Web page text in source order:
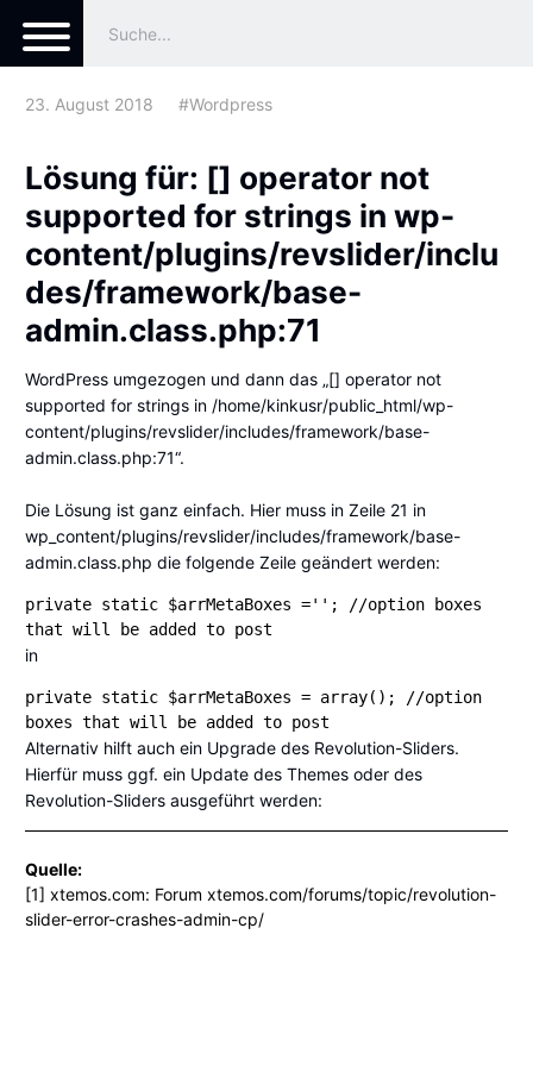
23. August 2018 #Wordpress
Lösung für: [] operator not
supported for strings in wp-
content/plugins/revslider/inclu
des/framework/base-
admin.class.php:71
WordPress umgezogen und dann das „[] operator not
supported for strings in /home/kinkusr/public_html/wp-
content/plugins/revslider/includes/framework/base-
admin.class.php:71“.
Die Lösung ist ganz einfach. Hier muss in Zeile 21 in
wp_content/plugins/revslider/includes/framework/base-
admin.class.php die folgende Zeile geändert werden:
private static $arrMetaBoxes =''; //option boxes
that will be added to post
in
private static $arrMetaBoxes = array(); //option
boxes that will be added to post
Alternativ hilft auch ein Upgrade des Revolution-Sliders.
Hierfür muss ggf. ein Update des Themes oder des
Revolution-Sliders ausgeführt werden:
Quelle:
[1] xtemos.com: Forum xtemos.com/forums/topic/revolution-
slider-error-crashes-admin-cp/